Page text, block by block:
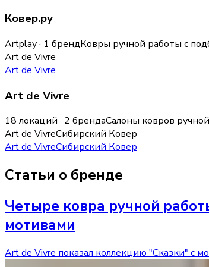
Ковер.ру
Artplay · 1 брендКовры ручной работы с
Art de Vivre
Art de Vivre
Art de Vivre
18 локаций · 2 брендаСалоны ковров
Art de VivreСибирский Ковер
Art de VivreСибирский Ковер
Статьи о бренде
Четыре ковра ручной
мотивами
Art de Vivre показал коллекцию "Сказки" с